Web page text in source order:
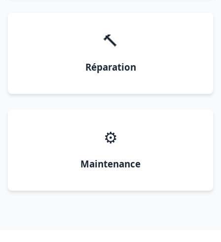
🔨
Réparation
⚙️
Maintenance